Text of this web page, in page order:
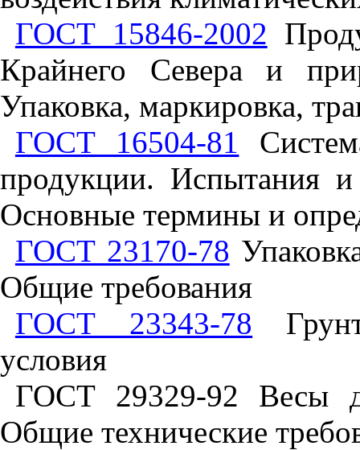
ГОСТ 15846-2002
Крайнего Севера и
Упаковка, маркировка,
ГОСТ 16504-81
продукции. Испытания и
Основные термины и
ГОСТ 23170-78
Общие требования
ГОСТ 23343-78
условия
ГОСТ 29329-92 Весы
Общие технические